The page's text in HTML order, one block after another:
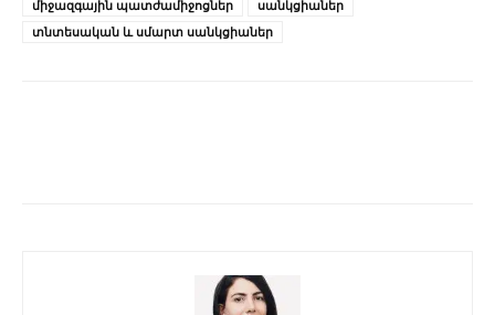
միջազգային պատժամիջոցներ
սանկցիաներ
տնտեսական և սմարտ սանկցիաներ